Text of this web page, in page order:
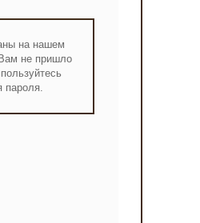
на нашем
не пришло
пароля.